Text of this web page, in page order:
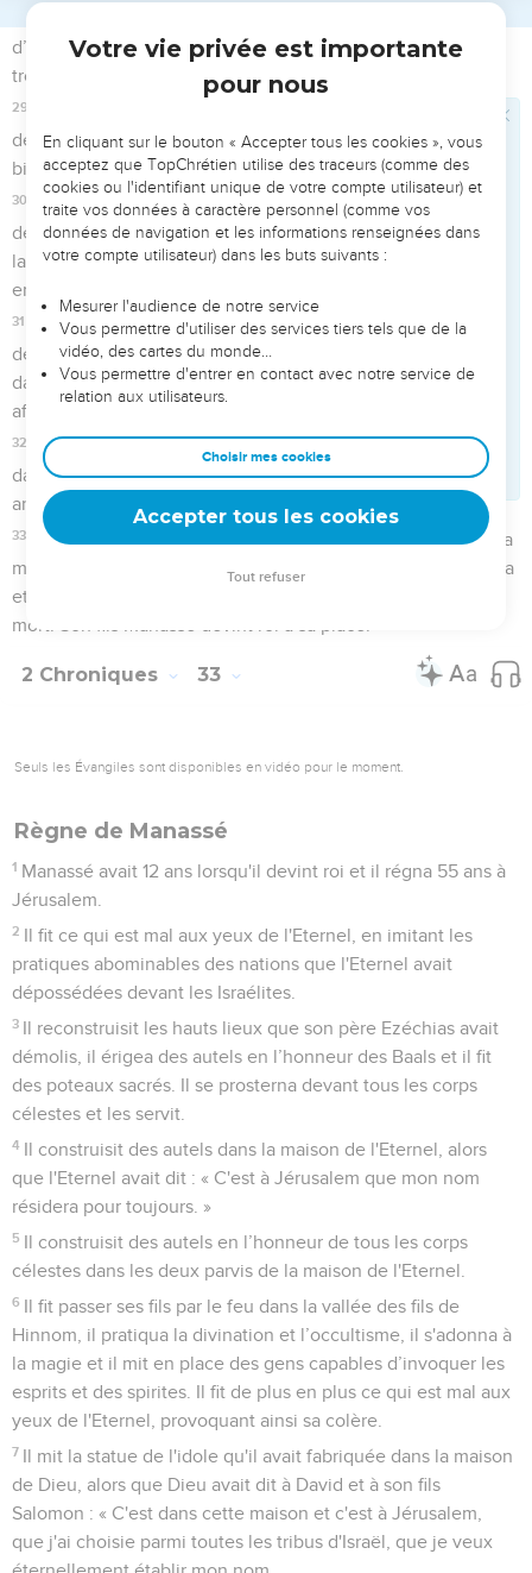
autels. C'est ainsi qu'il purifia Juda et Jérusalem.
6 Dans les villes de Manassé, d'Ephraïm, de Siméon et même
de Nephthali, et dans leurs ruines tout autour,
7 il démolit les autels, mit en pièces les poteaux sacrés et les
sculptures sacrées jusqu’à les réduire en poussière, et il
abattit tous les piliers consacrés au soleil dans tout le pays
d'Israël. Puis il retourna à Jérusalem.
Le grand-prêtre découvre le livre de la loi
8 La dix-huitième année de son règne, après avoir purifié le
pays et le temple, il envoya Shaphan, fils d'Atsalia, Maaséja,
chef de la ville, et l’archiviste Joach, fils de Joachaz, réparer
la maison de l'Eternel, son Dieu.
9 Ils allèrent trouver le grand-prêtre Hilkija et lui donnèrent
l'argent qui avait été apporté dans la maison de Dieu. Les
Lévites gardiens des portes l’avaient reçu de Manassé,
d'Ephraïm et de tout le reste d'Israël ainsi que de tout Juda
et Benjamin et des habitants de Jérusalem.
10
On le confia aux responsables chargés des travaux dans la
maison de l'Eternel. Et ils l'employèrent pour ceux qui
travaillaient aux réparations de la maison de l'Eternel,
pour les charpentiers et les maçons, pour les achats de
pierres de taille et de bois destiné aux poutres et à la
issus des descendants de Merari, de Zacharie et Meshullam,
qui descendaient des Kehathites, et de tous les Lévites qui
étaient d’habiles musiciens.
13
Ils étaient responsables des porteurs et dirigeaient tous les
ouvriers occupés aux divers travaux. Il y avait aussi des
Lévites secrétaires, commissaires et portiers.
14
Au moment où l'on sortait l'argent qui avait été apporté
dans la maison de l'Eternel, le prêtre Hilkija trouva le livre de
la loi de l'Eternel transmise par Moïse.
15 Alors Hilkija prit la parole et dit à Shaphan, le secrétaire :
« J'ai trouvé le livre de la loi dans la maison de l'Eternel. »
Hilkija donna le livre à Shaphan.
16 Shaphan apporta le livre au roi lorsqu’il lui fit son rapport. Il
dit : « Tes serviteurs ont fait tout ce qui leur a été ordonné.
17 Ils ont ramassé l'argent qui se trouvait dans la maison de
l'Eternel et l'ont confié aux inspecteurs et aux ouvriers. »
18 Puis Shaphan, le secrétaire, annonça au roi : « Le prêtre
Hilkija m'a donné un livre. » Et Shaphan le lut devant le roi.
Josias fait consulter la prophétesse Houlda
A l’écoute des paroles de la loi, le roi déchira ses habits.
20
Ensuite, il donna cet ordre à Hilkija, à Achikam, fils de
Shaphan, à Abdon, fils de Michée, à Shaphan, le secrétaire,
et à son propre serviteur Asaja :